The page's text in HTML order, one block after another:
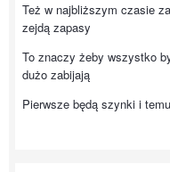
Też w najbliższym czasie
zejdą zapasy
To znaczy żeby wszystko
dużo zabijają
Pierwsze będą szynki i